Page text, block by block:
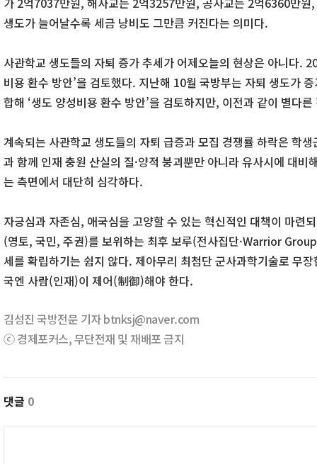
생도가 늘어날수록 세금 낭비도 그만큼 커진다는 의미다.
사관학교 생도들의 자퇴 증가 추세가 어제오늘의 현상은 아니다.
비용 환수 방안’을 검토했다. 지난해 10월 국방부는 자퇴 생도가
합해 ‘생도 양성비용 환수 방안’을 검토하지만, 이전과 같이 별다
계속되는 사관학교 생도들의 자퇴 급증과 모집 경쟁률 하락은 학
과 함께 인재 충원 산실의 질·양적 붕괴뿐만 아니라 유사시에 대비
는 측면에서 대단히 심각하다.
자긍심과 자존심, 애국심을 고양할 수 있는 혁신적인 대책이 마련
(영토, 국민, 주권)를 보위하는 최후 보루(전사집단·Warrior
세를 확립하기는 쉽지 않다. 제아무리 최첨단 군사과학기술로 무
국엔 사람(인재)이 제어(制御)해야 한다.
김성진 국방전문 기자 btnksj@naver.com
ⓒ 경제포커스, 무단전재 및 재배포 금지
댓글 0